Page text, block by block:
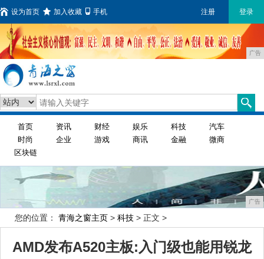
设为首页 加入收藏 手机 注册 登录
广告
首页 资讯 财经 娱乐 科技
汽车
时尚
企业 游戏 商讯 金融
微商
区块链
广告
您的位置： 青海之窗主页 > 科技 > 正文 >
AMD发布A520主板:入门级也能用锐龙